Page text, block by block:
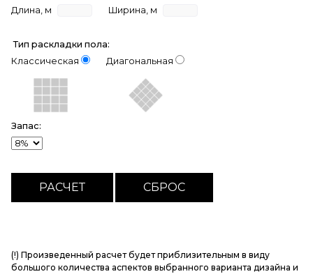
Длина, м
Ширина, м
Тип раскладки пола:
Классическая
Диагональная
Запас:
(!) Произведенный расчет будет приблизительным в виду
большого количества аспектов выбранного варианта дизайна и